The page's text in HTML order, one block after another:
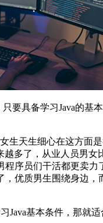
要具备学习Java的基
生天生细心在这方面
多了，从业人员男
序员们干活都更卖
优质男生围绕身边
Java基本条件，那就